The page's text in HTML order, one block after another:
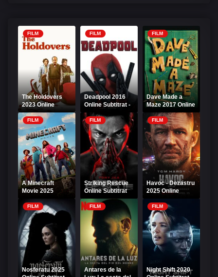
FILM
The Holdovers
2023 Online
Subtitrat
FILM
Deadpool 2016
Online Subtitrat -
Supereroul
Nonconformist
FILM
Dave Made a
Maze 2017 Online
Subtitrat
FILM
A Minecraft
Movie 2025
Online Subtitrat
FILM
Striking Rescue
Online Subtitrat
FILM
Havoc - Dezastru
2025 Online
Subtitrat
FILM
Nosferatu 2025
FILM
Antares de la
FILM
Night Shift 2020